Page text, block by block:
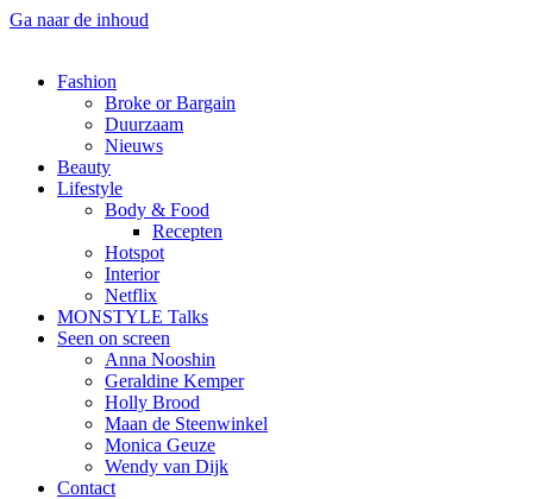
Ga naar de inhoud
Fashion
Broke or Bargain
Duurzaam
Nieuws
Beauty
Lifestyle
Body & Food
Recepten
Hotspot
Interior
Netflix
MONSTYLE Talks
Seen on screen
Anna Nooshin
Geraldine Kemper
Holly Brood
Maan de Steenwinkel
Monica Geuze
Wendy van Dijk
Contact